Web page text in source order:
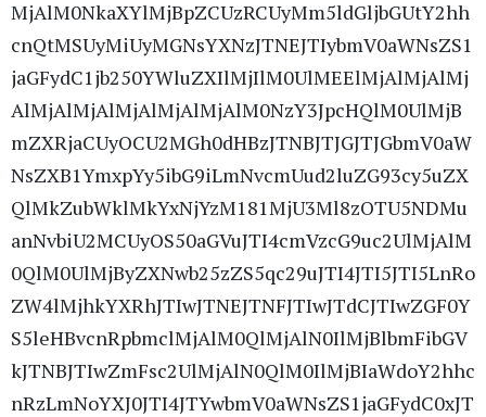
MjAlM0NkaXYlMjBpZCUzRCUyMm5ldGljbGUtY2hh
cnQtMSUyMiUyMGNsYXNzJTNEJTIybmV0aWNsZS1
jaGFydC1jb250YWluZXIlMjIlM0UlMEElMjAlMjAlMj
AlMjAlMjAlMjAlMjAlMjAlM0NzY3JpcHQlM0UlMjB
mZXRjaCUyOCU2MGh0dHBzJTNBJTJGJTJGbmV0aW
NsZXB1YmxpYy5ibG9iLmNvcmUud2luZG93cy5uZX
QlMkZubWklMkYxNjYzM181MjU3Ml8zOTU5NDMu
anNvbiU2MCUyOS50aGVuJTI4cmVzcG9uc2UlMjAlM
0QlM0UlMjByZXNwb25zZS5qc29uJTI4JTI5JTI5LnRo
ZW4lMjhkYXRhJTIwJTNEJTNFJTIwJTdCJTIwZGF0Y
S5leHBvcnRpbmclMjAlM0QlMjAlN0IlMjBlbmFibGV
kJTNBJTIwZmFsc2UlMjAlN0QlM0IlMjBIaWdoY2hhc
nRzLmNoYXJ0JTI4JTYwbmV0aWNsZS1jaGFydC0xJT